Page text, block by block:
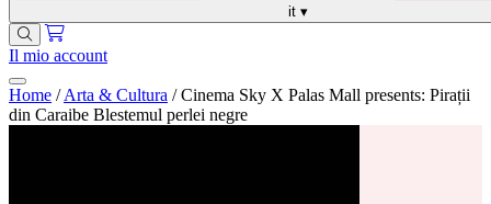
it ▾
Il mio account
Home / Arta & Cultura / Cinema Sky X Palas Mall presents: Pirații
din Caraibe Blestemul perlei negre